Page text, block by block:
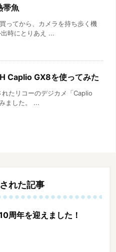
帯魚
ってから、カメラを持ち歩く機
時にとりあえ ...
Caplio GX8を使ってみた
たリコーのデジカメ「Caplio
ました。 ...
れた記事
周年を迎えました！